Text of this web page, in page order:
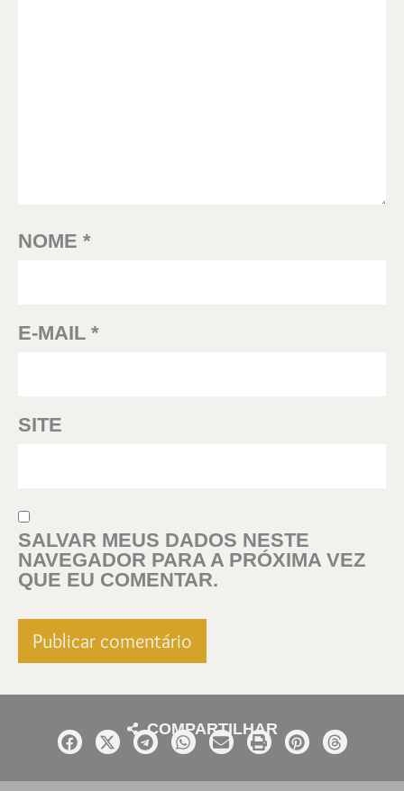
NOME *
E-MAIL *
SITE
SALVAR MEUS DADOS NESTE
NAVEGADOR PARA A PRÓXIMA VEZ
QUE EU COMENTAR.
COMPARTILHAR